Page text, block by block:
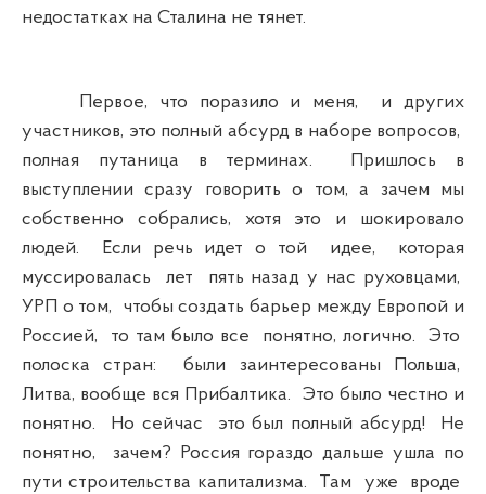
недостатках на Сталина не тянет.
Первое, что поразило и меня, и других
участников, это полный абсурд в наборе вопросов,
полная путаница в терминах. Пришлось в
выступлении сразу говорить о том, а зачем мы
собственно собрались, хотя это и шокировало
людей. Если речь идет о той идее, которая
муссировалась лет пять назад у нас руховцами,
УРП о том, чтобы создать барьер между Европой и
Россией, то там было все понятно, логично. Это
полоска стран: были заинтересованы Польша,
Литва, вообще вся Прибалтика. Это было честно и
понятно. Но сейчас это был полный абсурд! Не
понятно, зачем? Россия гораздо дальше ушла по
пути строительства капитализма. Там уже вроде